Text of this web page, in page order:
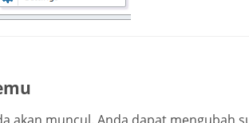
akan muncul. Anda dapat mengubah